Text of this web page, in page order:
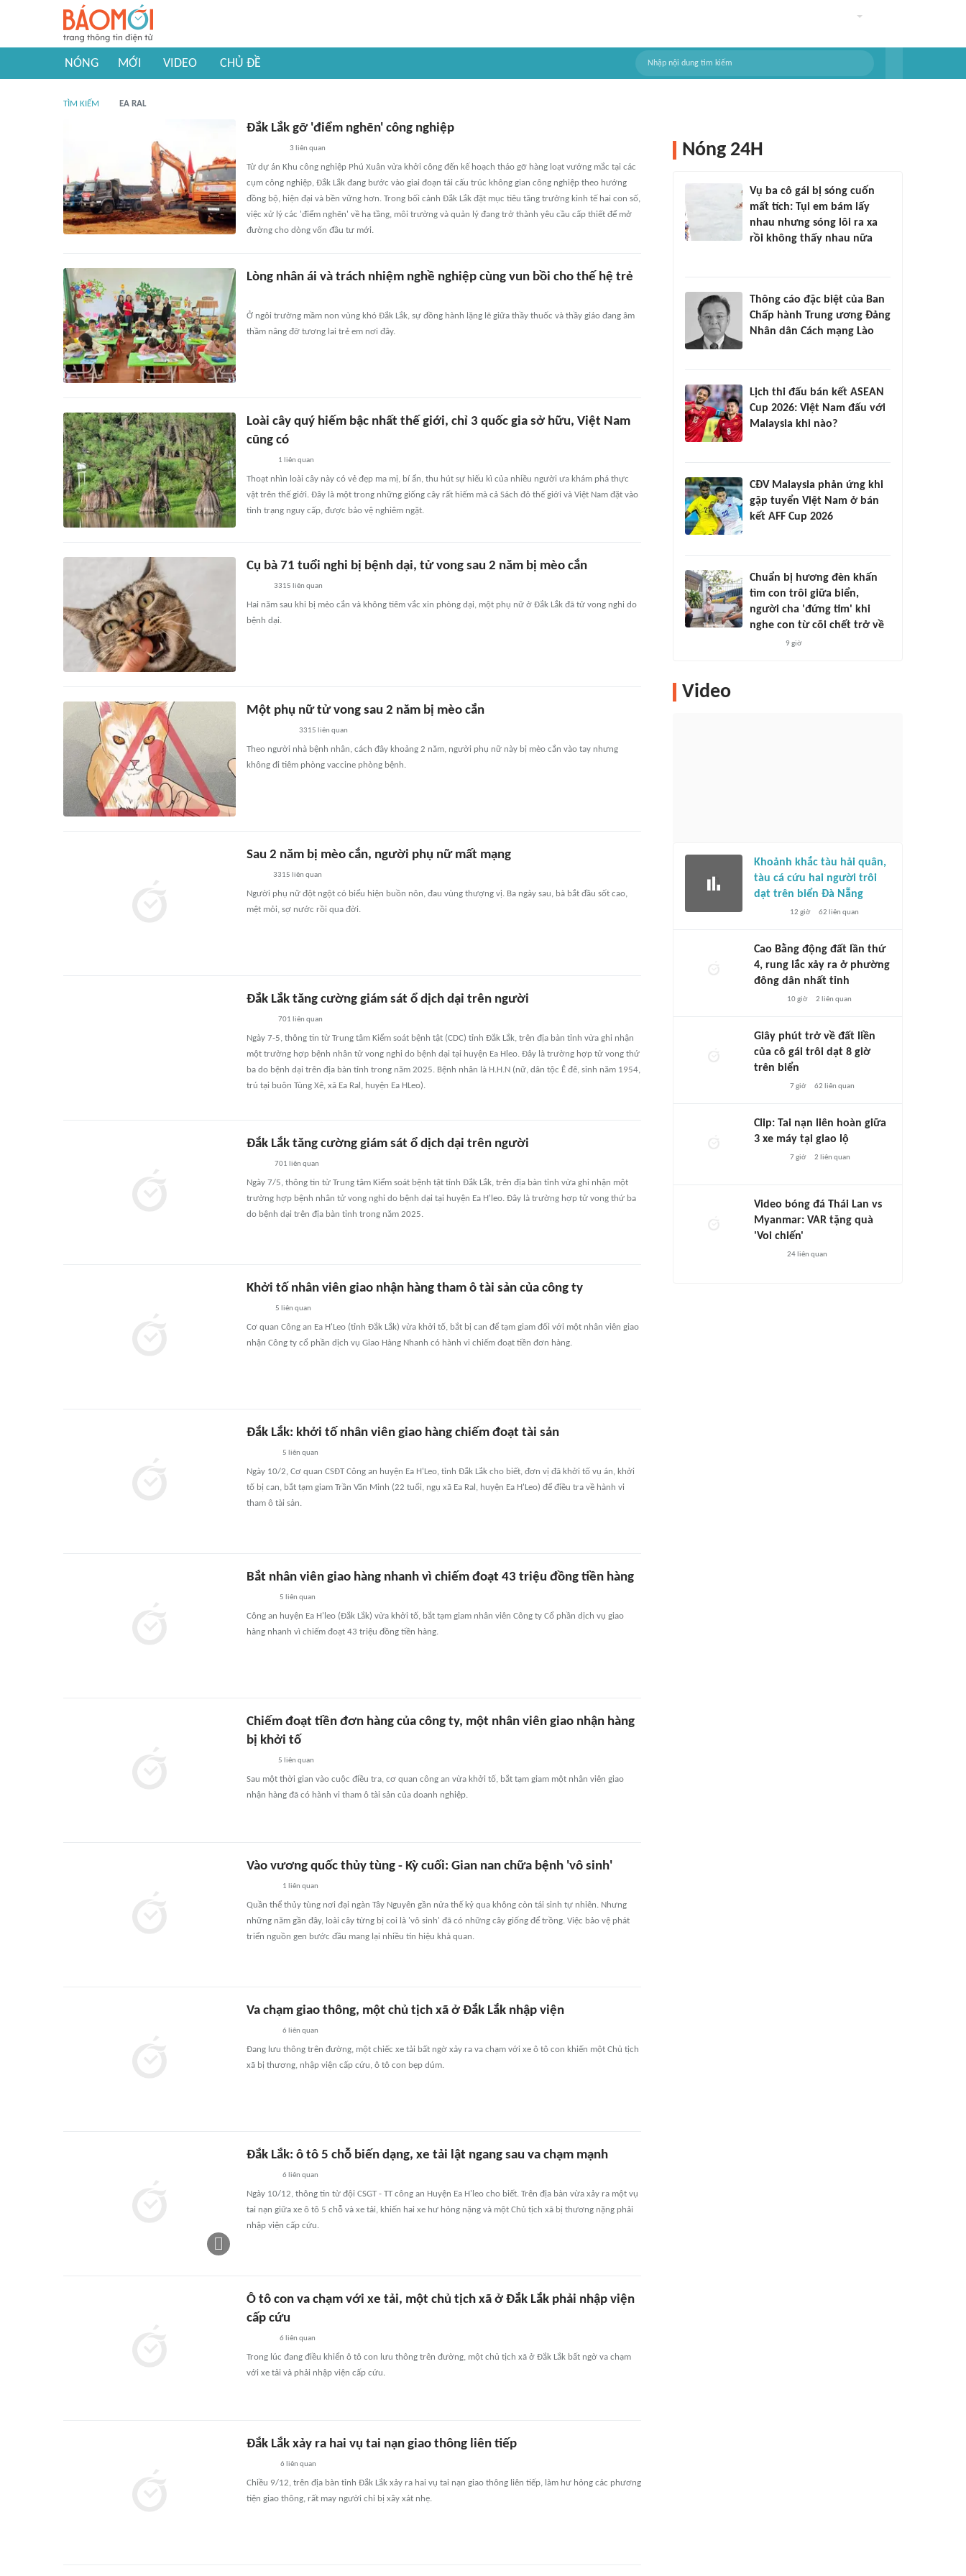
NÓNG MỚI VIDEO CHỦ ĐỀ
TÌM KIẾM EA RAL
Đắk Lắk gỡ 'điểm nghẽn' công nghiệp
3 liên quan
Từ dự án Khu công nghiệp Phú Xuân vừa khởi công đến kế hoạch tháo gỡ hàng loạt vướng mắc tại các
cụm công nghiệp, Đắk Lắk đang bước vào giai đoạn tái cấu trúc không gian công nghiệp theo hướng
đồng bộ, hiện đại và bền vững hơn. Trong bối cảnh Đắk Lắk đặt mục tiêu tăng trưởng kinh tế hai con số,
việc xử lý các 'điểm nghẽn' về hạ tầng, môi trường và quản lý đang trở thành yêu cầu cấp thiết để mở
đường cho dòng vốn đầu tư mới.
Lòng nhân ái và trách nhiệm nghề nghiệp cùng vun bồi cho thế hệ trẻ
Ở ngôi trường mầm non vùng khó Đắk Lắk, sự đồng hành lặng lẽ giữa thầy thuốc và thầy giáo đang âm
thầm nâng đỡ tương lai trẻ em nơi đây.
Loài cây quý hiếm bậc nhất thế giới, chỉ 3 quốc gia sở hữu, Việt Nam
cũng có
1 liên quan
Thoạt nhìn loài cây này có vẻ đẹp ma mị, bí ẩn, thu hút sự hiếu kì của nhiều người ưa khám phá thực
vật trên thế giới. Đây là một trong những giống cây rất hiếm mà cả Sách đỏ thế giới và Việt Nam đặt vào
tình trạng nguy cấp, được bảo vệ nghiêm ngặt.
Cụ bà 71 tuổi nghi bị bệnh dại, tử vong sau 2 năm bị mèo cắn
3315 liên quan
Hai năm sau khi bị mèo cắn và không tiêm vắc xin phòng dại, một phụ nữ ở Đắk Lắk đã tử vong nghi do
bệnh dại.
Một phụ nữ tử vong sau 2 năm bị mèo cắn
3315 liên quan
Theo người nhà bệnh nhân, cách đây khoảng 2 năm, người phụ nữ này bị mèo cắn vào tay nhưng
không đi tiêm phòng vaccine phòng bệnh.
Sau 2 năm bị mèo cắn, người phụ nữ mất mạng
3315 liên quan
Người phụ nữ đột ngột có biểu hiện buồn nôn, đau vùng thượng vị. Ba ngày sau, bà bắt đầu sốt cao,
mệt mỏi, sợ nước rồi qua đời.
Đắk Lắk tăng cường giám sát ổ dịch dại trên người
701 liên quan
Ngày 7-5, thông tin từ Trung tâm Kiểm soát bệnh tật (CDC) tỉnh Đắk Lắk, trên địa bàn tỉnh vừa ghi nhận
một trường hợp bệnh nhân tử vong nghi do bệnh dại tại huyện Ea Hleo. Đây là trường hợp tử vong thứ
ba do bệnh dại trên địa bàn tỉnh trong năm 2025. Bệnh nhân là H.H.N (nữ, dân tộc Ê đê, sinh năm 1954,
trú tại buôn Tùng Xê, xã Ea Ral, huyện Ea HLeo).
Đắk Lắk tăng cường giám sát ổ dịch dại trên người
701 liên quan
Ngày 7/5, thông tin từ Trung tâm Kiểm soát bệnh tật tỉnh Đắk Lắk, trên địa bàn tỉnh vừa ghi nhận một
trường hợp bệnh nhân tử vong nghi do bệnh dại tại huyện Ea H'leo. Đây là trường hợp tử vong thứ ba
do bệnh dại trên địa bàn tỉnh trong năm 2025.
Khởi tố nhân viên giao nhận hàng tham ô tài sản của công ty
5 liên quan
Cơ quan Công an Ea H'Leo (tỉnh Đắk Lắk) vừa khởi tố, bắt bị can để tạm giam đối với một nhân viên giao
nhận Công ty cổ phần dịch vụ Giao Hàng Nhanh có hành vi chiếm đoạt tiền đơn hàng.
Đắk Lắk: khởi tố nhân viên giao hàng chiếm đoạt tài sản
5 liên quan
Ngày 10/2, Cơ quan CSĐT Công an huyện Ea H'Leo, tỉnh Đắk Lắk cho biết, đơn vị đã khởi tố vụ án, khởi
tố bị can, bắt tạm giam Trần Văn Minh (22 tuổi, ngụ xã Ea Ral, huyện Ea H'Leo) để điều tra về hành vi
tham ô tài sản.
Bắt nhân viên giao hàng nhanh vì chiếm đoạt 43 triệu đồng tiền hàng
5 liên quan
Công an huyện Ea H'leo (Đắk Lắk) vừa khởi tố, bắt tạm giam nhân viên Công ty Cổ phần dịch vụ giao
hàng nhanh vì chiếm đoạt 43 triệu đồng tiền hàng.
Chiếm đoạt tiền đơn hàng của công ty, một nhân viên giao nhận hàng
bị khởi tố
5 liên quan
Sau một thời gian vào cuộc điều tra, cơ quan công an vừa khởi tố, bắt tạm giam một nhân viên giao
nhận hàng đã có hành vi tham ô tài sản của doanh nghiệp.
Vào vương quốc thủy tùng - Kỳ cuối: Gian nan chữa bệnh 'vô sinh'
1 liên quan
Quần thể thủy tùng nơi đại ngàn Tây Nguyên gần nửa thế kỷ qua không còn tái sinh tự nhiên. Nhưng
những năm gần đây, loài cây từng bị coi là 'vô sinh' đã có những cây giống để trồng. Việc bảo vệ phát
triển nguồn gen bước đầu mang lại nhiều tín hiệu khả quan.
Va chạm giao thông, một chủ tịch xã ở Đắk Lắk nhập viện
6 liên quan
Đang lưu thông trên đường, một chiếc xe tải bất ngờ xảy ra va chạm với xe ô tô con khiến một Chủ tịch
xã bị thương, nhập viện cấp cứu, ô tô con bẹp dúm.
Đắk Lắk: ô tô 5 chỗ biến dạng, xe tải lật ngang sau va chạm mạnh
6 liên quan
Ngày 10/12, thông tin từ đội CSGT - TT công an Huyện Ea H'leo cho biết. Trên địa bàn vừa xảy ra một vụ
tai nạn giữa xe ô tô 5 chỗ và xe tải, khiến hai xe hư hỏng nặng và một Chủ tịch xã bị thương nặng phải
nhập viện cấp cứu.
Ô tô con va chạm với xe tải, một chủ tịch xã ở Đắk Lắk phải nhập viện
cấp cứu
6 liên quan
Trong lúc đang điều khiển ô tô con lưu thông trên đường, một chủ tịch xã ở Đắk Lắk bất ngờ va chạm
với xe tải và phải nhập viện cấp cứu.
Đắk Lắk xảy ra hai vụ tai nạn giao thông liên tiếp
6 liên quan
Chiều 9/12, trên địa bàn tỉnh Đắk Lắk xảy ra hai vụ tai nạn giao thông liên tiếp, làm hư hỏng các phương
tiện giao thông, rất may người chỉ bị xây xát nhẹ.
Nóng 24H
Vụ ba cô gái bị sóng cuốn
mất tích: Tụi em bám lấy
nhau nhưng sóng lôi ra xa
rồi không thấy nhau nữa
Thông cáo đặc biệt của Ban
Chấp hành Trung ương Đảng
Nhân dân Cách mạng Lào
Lịch thi đấu bán kết ASEAN
Cup 2026: Việt Nam đấu với
Malaysia khi nào?
CĐV Malaysia phản ứng khi
gặp tuyển Việt Nam ở bán
kết AFF Cup 2026
Chuẩn bị hương đèn khấn
tìm con trôi giữa biển,
người cha 'đứng tim' khi
nghe con từ cõi chết trở về
9 giờ
Video
Khoảnh khắc tàu hải quân,
tàu cá cứu hai người trôi
dạt trên biển Đà Nẵng
12 giờ 62 liên quan
Cao Bằng động đất lần thứ
4, rung lắc xảy ra ở phường
đông dân nhất tỉnh
10 giờ 2 liên quan
Giây phút trở về đất liền
của cô gái trôi dạt 8 giờ
trên biển
7 giờ 62 liên quan
Clip: Tai nạn liên hoàn giữa
3 xe máy tại giao lộ
7 giờ 2 liên quan
Video bóng đá Thái Lan vs
Myanmar: VAR tặng quà
'Voi chiến'
24liên quan